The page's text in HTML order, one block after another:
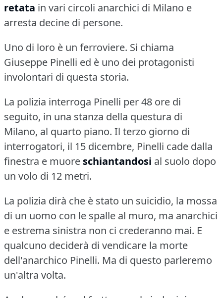
retata in vari circoli anarchici di Milano e
arresta decine di persone.
Uno di loro è un ferroviere. Si chiama
Giuseppe Pinelli ed è uno dei protagonisti
involontari di questa storia.
La polizia interroga Pinelli per 48 ore di
seguito, in una stanza della questura di
Milano, al quarto piano. Il terzo giorno di
interrogatori, il 15 dicembre, Pinelli cade dalla
finestra e muore schiantandosi al suolo dopo
un volo di 12 metri.
La polizia dirà che è stato un suicidio, la mossa
di un uomo con le spalle al muro, ma anarchici
e estrema sinistra non ci crederanno mai. E
qualcuno deciderà di vendicare la morte
dell'anarchico Pinelli. Ma di questo parleremo
un'altra volta.